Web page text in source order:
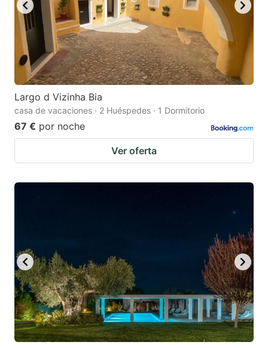
Largo d Vizinha Bia
casa de vacaciones · 2 Huéspedes · 1 Dormitorio
67 € por noche
Ver oferta